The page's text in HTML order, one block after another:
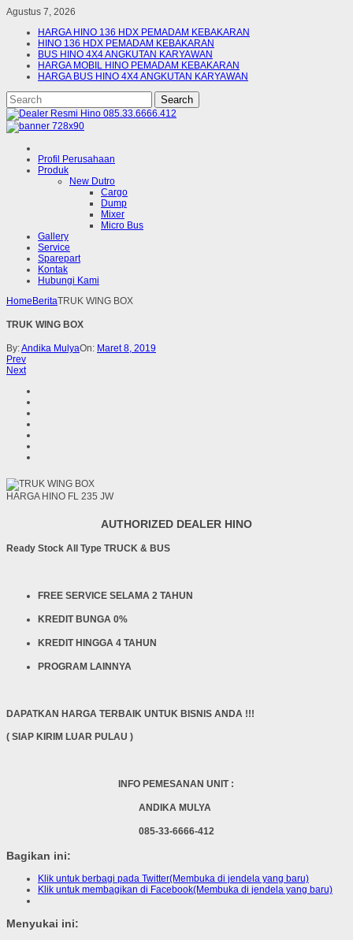
Agustus 7, 2026
HARGA HINO 136 HDX PEMADAM KEBAKARAN
HINO 136 HDX PEMADAM KEBAKARAN
BUS HINO 4X4 ANGKUTAN KARYAWAN
HARGA MOBIL HINO PEMADAM KEBAKARAN
HARGA BUS HINO 4X4 ANGKUTAN KARYAWAN
Profil Perusahaan
Produk
New Dutro
Cargo
Dump
Mixer
Micro Bus
Gallery
Service
Sparepart
Kontak
Hubungi Kami
Home BeritaTRUK WING BOX
TRUK WING BOX
By:Andika MulyaOn: Maret 8, 2019
Prev
Next
HARGA HINO FL 235 JW
AUTHORIZED DEALER HINO
Ready Stock All Type TRUCK & BUS
FREE SERVICE SELAMA 2 TAHUN
KREDIT BUNGA 0%
KREDIT HINGGA 4 TAHUN
PROGRAM LAINNYA
DAPATKAN HARGA TERBAIK UNTUK BISNIS ANDA !!!
( SIAP KIRIM LUAR PULAU )
INFO PEMESANAN UNIT :
ANDIKA MULYA
085-33-6666-412
Bagikan ini:
Klik untuk berbagi pada Twitter(Membuka di jendela yang baru)
Klik untuk membagikan di Facebook(Membuka di jendela yang baru)
Menyukai ini: